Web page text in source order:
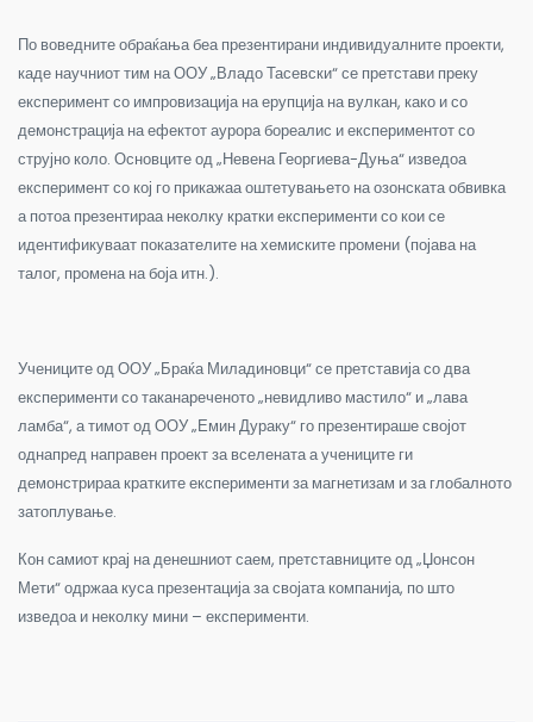
По воведните обраќања беа презентирани индивидуалните проекти,
каде научниот тим на ООУ „Владо Тасевски“ се претстави преку
експеримент со импровизација на ерупција на вулкан, како и со
демонстрација на ефектот аурора бореалис и експериментот со
струјно коло. Основците од „Невена Георгиева-Дуња“ изведоа
експеримент со кој го прикажаа оштетувањето на озонската обвивка
а потоа презентираа неколку кратки експерименти со кои се
идентификуваат показателите на хемиските промени (појава на
талог, промена на боја итн.).
Учениците од ООУ „Браќа Миладиновци“ се претставија со два
експерименти со таканареченото „невидливо мастило“ и „лава
ламба“, а тимот од ООУ „Емин Дураку“ го презентираше својот
однапред направен проект за вселената а учениците ги
демонстрираа кратките експерименти за магнетизам и за глобалното
затоплување.
Кон самиот крај на денешниот саем, претставниците од „Џонсон
Мети“ одржаа куса презентација за својата компанија, по што
изведоа и неколку мини – експерименти.